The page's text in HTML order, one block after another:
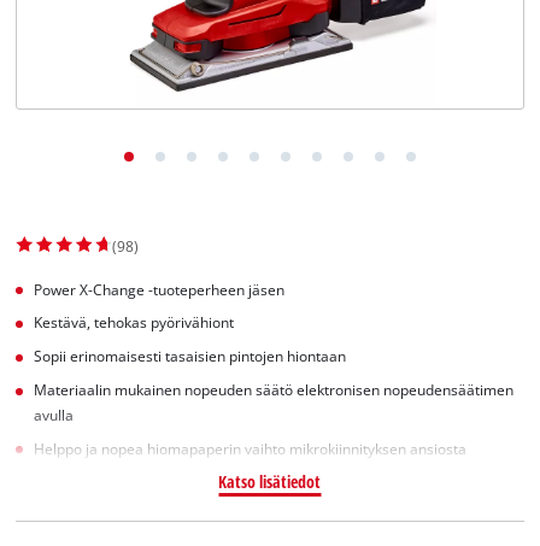
(98)
Power X-Change -tuoteperheen jäsen
Kestävä, tehokas pyörivähiont
Sopii erinomaisesti tasaisien pintojen hiontaan
Materiaalin mukainen nopeuden säätö elektronisen nopeudensäätimen
avulla
Helppo ja nopea hiomapaperin vaihto mikrokiinnityksen ansiosta
Katso lisätiedot